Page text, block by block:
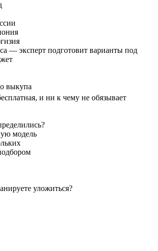
— эксперт подготовит варианты под
выкупа
и ни к чему не обязывает
модель
уложиться?